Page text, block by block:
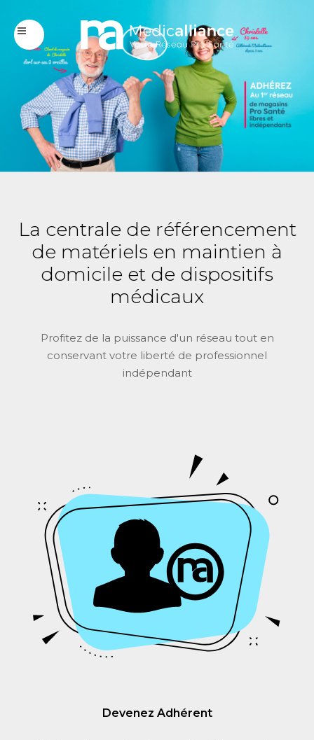
La centrale de référencement
de matériels en maintien à
domicile et de dispositifs
médicaux
Profitez de la puissance d'un réseau tout en
conservant votre liberté de professionnel
indépendant
Devenez Adhérent